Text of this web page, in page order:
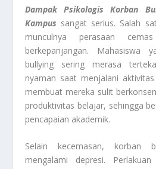
Dampak Psikologis Korban
Kampus sangat serius. Salah
munculnya perasaan
berkepanjangan. Mahasiswa
bullying sering merasa
nyaman saat menjalani
membuat mereka sulit
produktivitas belajar, sehingga
pencapaian akademik.
Selain kecemasan, korban
mengalami depresi.